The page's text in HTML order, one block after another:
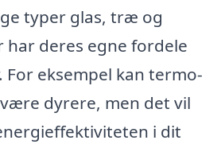
typer glas, træ og
har deres egne fordele
For eksempel kan termo-
dyrere, men det vil
i dit